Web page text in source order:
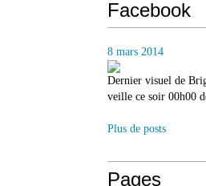
Facebook
8 mars 2014
Dernier visuel de
veille ce soir 00h00
Plus de posts
Pages